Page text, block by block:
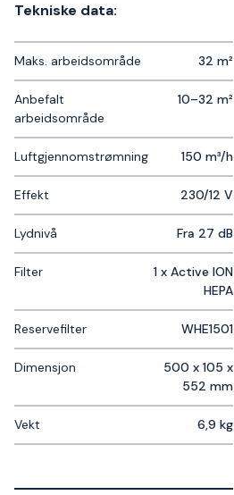
Tekniske data:
Maks. arbeidsområde 32 m²
Anbefalt
arbeidsområde
10–32 m²
Luftgjennomstrømning 150 m³/h
Effekt 230/12 V
Lydnivå Fra 27 dB
Filter
1 x Active ION
HEPA
Reservefilter WHE1501
Dimensjon
500 x 105 x
552 mm
Vekt 6,9 kg